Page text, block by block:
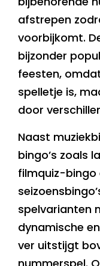
afstrepen
voorbijkomt.
bijzonder
feesten,
spelletje is,
door
Naast
bingo’s zoals
filmquiz-bingo
spelvarianten
dynamische
ver uitstijgt